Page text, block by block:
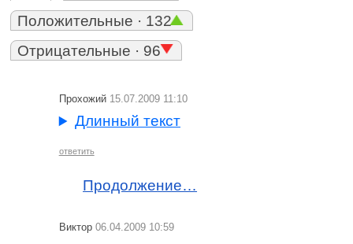
Положительные · 132
Отрицательные · 96
Прохожий 15.07.2009 11:10
Длинный текст
ответить
Продолжение…
Виктор 06.04.2009 10:59